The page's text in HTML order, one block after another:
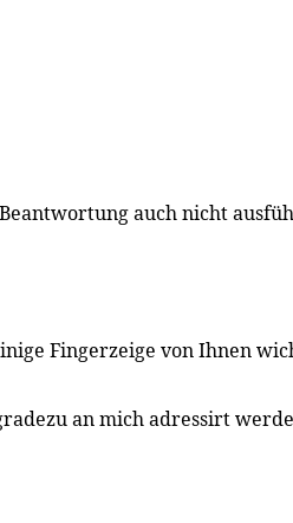
auch nicht
Fingerzeige von Ihnen
an mich adressirt